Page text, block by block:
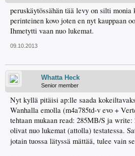
peruskäytössähän tää levy on silti monia
perinteinen kovo joten en nyt kauppaan
Ihmetytti vaan nuo lukemat.
09.10.2013
Whatta Heck
Senior member
Nyt kyllä pitäisi ap:lle saada
Wanhalla emolla (m4a785td-v evo +
tehtaan mukaan read: 285MB/S ja
olivat nuo lukemat (attolla) testatessa.
jotain tuossa lätyssä mättää, tulee vain